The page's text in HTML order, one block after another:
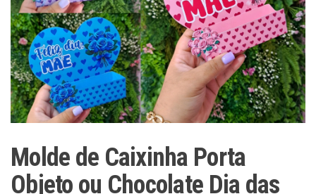
Molde de Caixinha Porta
Objeto ou Chocolate Dia das